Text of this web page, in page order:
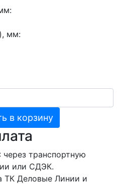
мм:
в корзину
транспортную
или СДЭК.
ТК Деловые Линии и